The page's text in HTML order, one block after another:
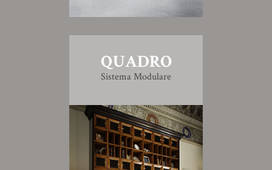
QUADRO
Sistema Modulare